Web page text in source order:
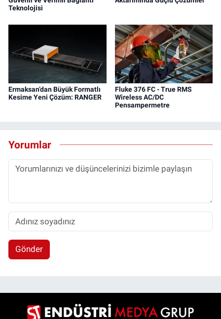
Teknolojisi
Ermaksan’dan Büyük Formatlı
Kesime Yeni Çözüm: RANGER
Fluke 376 FC - True RMS
Wireless AC/DC
Pensampermetre
Yorumlar
Gönder